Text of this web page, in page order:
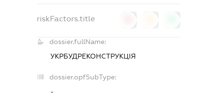
riskFactors.title
dossier.fullName:
УКРБУДРЕКОНСТРУКЦІЯ
dossier.opfSubType:
-